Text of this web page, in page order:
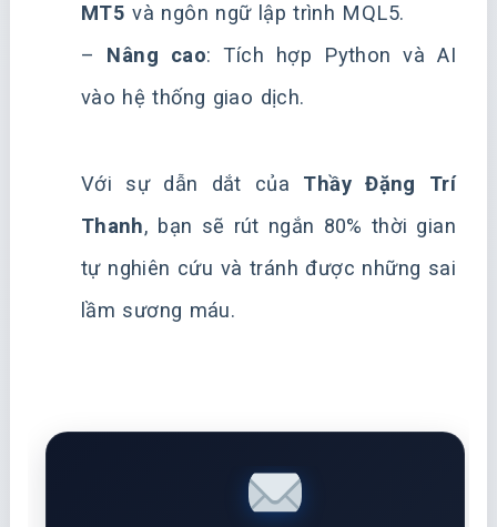
MT5 và ngôn ngữ lập trình MQL5.
– Nâng cao: Tích hợp Python và AI
vào hệ thống giao dịch.
Với sự dẫn dắt của Thầy Đặng Trí
Thanh, bạn sẽ rút ngắn 80% thời gian
tự nghiên cứu và tránh được những sai
lầm sương máu.